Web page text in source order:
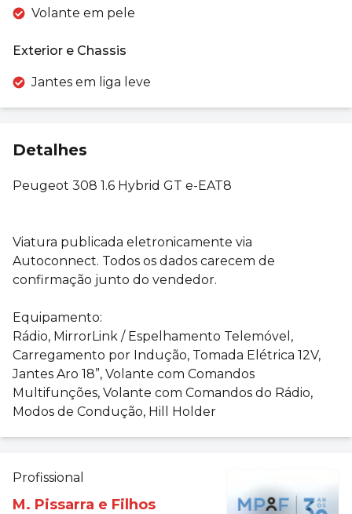
Volante em pele
Exterior e Chassis
Jantes em liga leve
Detalhes
Peugeot 308 1.6 Hybrid GT e-EAT8
Viatura publicada eletronicamente via
Autoconnect. Todos os dados carecem de
confirmação junto do vendedor.
Equipamento:
Rádio, MirrorLink / Espelhamento Telemóvel,
Carregamento por Indução, Tomada Elétrica 12V,
Jantes Aro 18”, Volante com Comandos
Multifunções, Volante com Comandos do Rádio,
Modos de Condução, Hill Holder
Profissional
M. Pissarra e Filhos